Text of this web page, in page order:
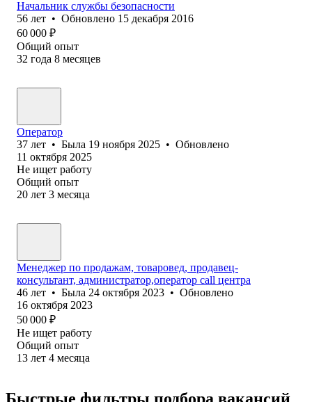
Начальник службы безопасности
56 лет • Обновлено 15 декабря 2016
60 000 ₽
Общий опыт
32 года 8 месяцев
Оператор
37 лет • Была 19 ноября 2025 • Обновлено
11 октября 2025
Не ищет работу
Общий опыт
20 лет 3 месяца
Менеджер по продажам, товаровед, продавец-
консультант, администратор,оператор call центра
46 лет • Была 24 октября 2023 • Обновлено
16 октября 2023
50 000 ₽
Не ищет работу
Общий опыт
13 лет 4 месяца
Быстрые фильтры подбора вакансий